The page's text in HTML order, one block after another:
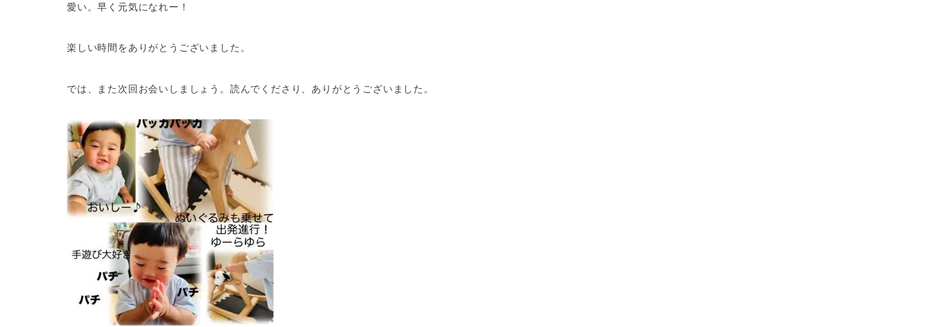
愛い。早く元気になれー！
楽しい時間をありがとうございました。
では、また次回お会いしましょう。読んでくださり、ありがとうございました。